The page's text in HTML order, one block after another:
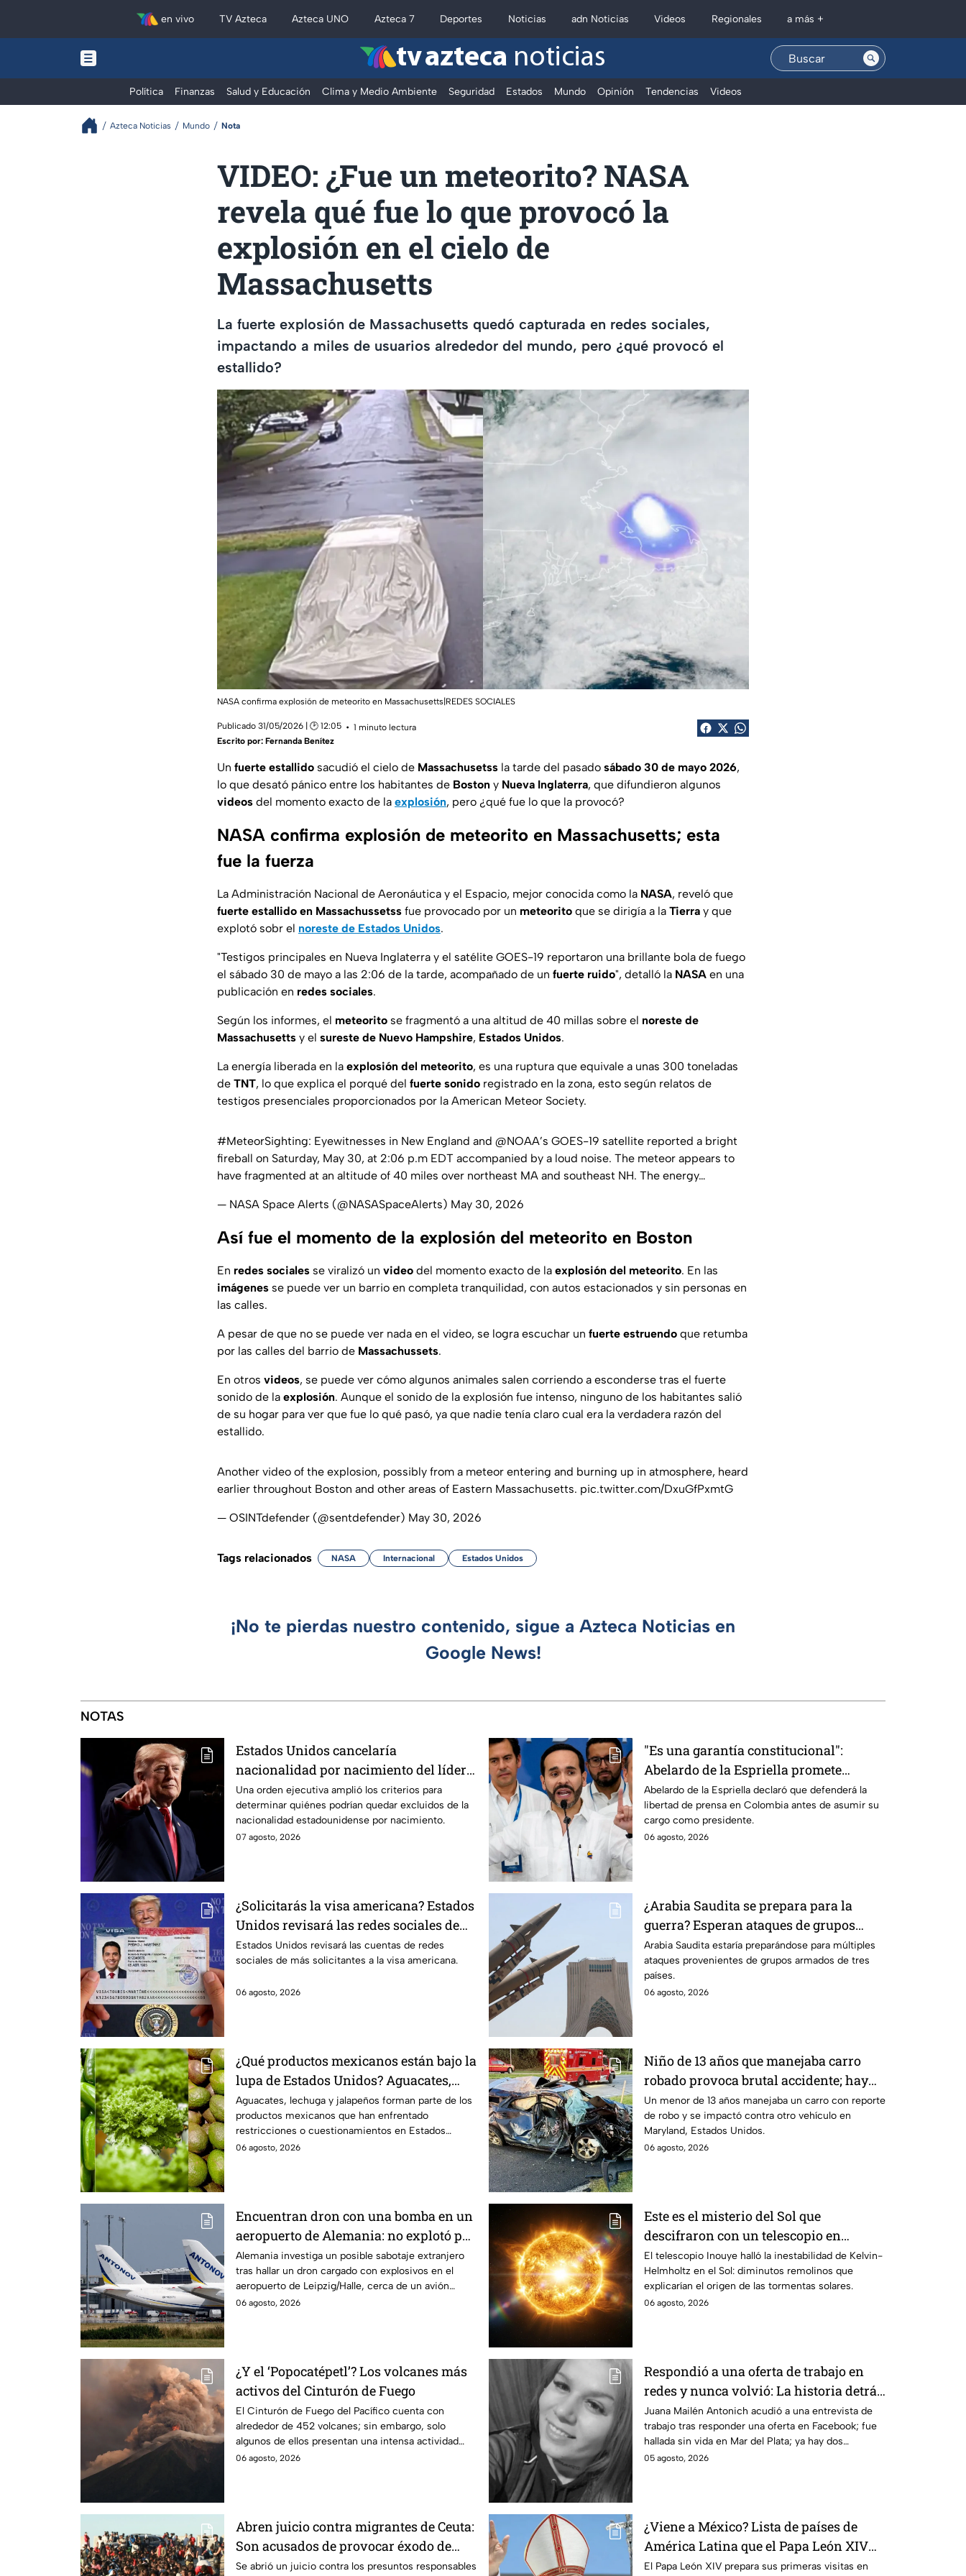
en vivo TV Azteca Azteca UNO Azteca 7 Deportes Noticias adn Noticias Videos Regionales a más +
tv azteca noticias
Política Finanzas Salud y Educación Clima y Medio Ambiente Seguridad Estados Mundo Opinión Tendencias Videos
Azteca Noticias Mundo Nota
VIDEO: ¿Fue un meteorito? NASA
revela qué fue lo que provocó la
explosión en el cielo de
Massachusetts
La fuerte explosión de Massachusetts quedó capturada en redes sociales,
impactando a miles de usuarios alrededor del mundo, pero ¿qué provocó el
estallido?
NASA confirma explosión de meteorito en Massachusetts|REDES SOCIALES
Publicado 31/05/2026 | 🕑 12:05
1 minuto lectura
Escrito por: Fernanda Benítez
Un fuerte estallido sacudió el cielo de Massachusetss la tarde del pasado sábado 30 de mayo 2026,
lo que desató pánico entre los habitantes de Boston y Nueva Inglaterra, que difundieron algunos
videos del momento exacto de la explosión, pero ¿qué fue lo que la provocó?
NASA confirma explosión de meteorito en Massachusetts; esta
fue la fuerza
La Administración Nacional de Aeronáutica y el Espacio, mejor conocida como la NASA, reveló que
fuerte estallido en Massachussetss fue provocado por un meteorito que se dirigía a la Tierra y que
explotó sobr el noreste de Estados Unidos.
"Testigos principales en Nueva Inglaterra y el satélite GOES-19 reportaron una brillante bola de fuego
el sábado 30 de mayo a las 2:06 de la tarde, acompañado de un fuerte ruido", detalló la NASA en una
publicación en redes sociales.
Según los informes, el meteorito se fragmentó a una altitud de 40 millas sobre el noreste de
Massachusetts y el sureste de Nuevo Hampshire, Estados Unidos.
La energía liberada en la explosión del meteorito, es una ruptura que equivale a unas 300 toneladas
de TNT, lo que explica el porqué del fuerte sonido registrado en la zona, esto según relatos de
testigos presenciales proporcionados por la American Meteor Society.
#MeteorSighting: Eyewitnesses in New England and @NOAA’s GOES-19 satellite reported a bright
fireball on Saturday, May 30, at 2:06 p.m EDT accompanied by a loud noise. The meteor appears to
have fragmented at an altitude of 40 miles over northeast MA and southeast NH. The energy…
— NASA Space Alerts (@NASASpaceAlerts) May 30, 2026
Así fue el momento de la explosión del meteorito en Boston
En redes sociales se viralizó un video del momento exacto de la explosión del meteorito. En las
imágenes se puede ver un barrio en completa tranquilidad, con autos estacionados y sin personas en
las calles.
A pesar de que no se puede ver nada en el video, se logra escuchar un fuerte estruendo que retumba
por las calles del barrio de Massachussets.
En otros videos, se puede ver cómo algunos animales salen corriendo a esconderse tras el fuerte
sonido de la explosión. Aunque el sonido de la explosión fue intenso, ninguno de los habitantes salió
de su hogar para ver que fue lo qué pasó, ya que nadie tenía claro cual era la verdadera razón del
estallido.
Another video of the explosion, possibly from a meteor entering and burning up in atmosphere, heard
earlier throughout Boston and other areas of Eastern Massachusetts. pic.twitter.com/DxuGfPxmtG
— OSINTdefender (@sentdefender) May 30, 2026
Tags relacionados NASA Internacional Estados Unidos
¡No te pierdas nuestro contenido, sigue a Azteca Noticias en
Google News!
NOTAS
Estados Unidos cancelaría
nacionalidad por nacimiento del líder
del CJNG
Una orden ejecutiva amplió los criterios para
determinar quiénes podrían quedar excluidos de la
nacionalidad estadounidense por nacimiento.
07 agosto, 2026
"Es una garantía constitucional":
Abelardo de la Espriella promete
defender la libertad de prensa en
Colombia
Abelardo de la Espriella declaró que defenderá la
libertad de prensa en Colombia antes de asumir su
cargo como presidente.
06 agosto, 2026
¿Solicitarás la visa americana? Estados
Unidos revisará las redes sociales de
estos solicitantes
Estados Unidos revisará las cuentas de redes
sociales de más solicitantes a la visa americana.
06 agosto, 2026
¿Arabia Saudita se prepara para la
guerra? Esperan ataques de grupos
armados de tres países
Arabia Saudita estaría preparándose para múltiples
ataques provenientes de grupos armados de tres
países.
06 agosto, 2026
¿Qué productos mexicanos están bajo la
lupa de Estados Unidos? Aguacates,
lechuga y jalapeños encabezan la lista
Aguacates, lechuga y jalapeños forman parte de los
productos mexicanos que han enfrentado
restricciones o cuestionamientos en Estados
Unidos. Te decimos por qué.
06 agosto, 2026
Niño de 13 años que manejaba carro
robado provoca brutal accidente; hay
un muerto y heridos de gravedad
Un menor de 13 años manejaba un carro con reporte
de robo y se impactó contra otro vehículo en
Maryland, Estados Unidos.
06 agosto, 2026
Encuentran dron con una bomba en un
aeropuerto de Alemania: no explotó por
falla técnica
Alemania investiga un posible sabotaje extranjero
tras hallar un dron cargado con explosivos en el
aeropuerto de Leipzig/Halle, cerca de un avión
ucraniano.
06 agosto, 2026
Este es el misterio del Sol que
descifraron con un telescopio en
Hawái: explica las tormentas solares
que afectan a la Tierra
El telescopio Inouye halló la inestabilidad de Kelvin-
Helmholtz en el Sol: diminutos remolinos que
explicarían el origen de las tormentas solares.
06 agosto, 2026
¿Y el ‘Popocatépetl’? Los volcanes más
activos del Cinturón de Fuego
El Cinturón de Fuego del Pacífico cuenta con
alrededor de 452 volcanes; sin embargo, solo
algunos de ellos presentan una intensa actividad
volcánica.
06 agosto, 2026
Respondió a una oferta de trabajo en
redes y nunca volvió: La historia detrás
del feminicidio de Juana Mailén
Antonich
Juana Mailén Antonich acudió a una entrevista de
trabajo tras responder una oferta en Facebook; fue
hallada sin vida en Mar del Plata; ya hay dos
detenidos por feminicidio.
05 agosto, 2026
Abren juicio contra migrantes de Ceuta:
Son acusados de provocar éxodo de
más de 70 mil personas
Se abrió un juicio contra los presuntos responsables
¿Viene a México? Lista de países de
América Latina que el Papa León XIV
visitará
El Papa León XIV prepara sus primeras visitas en